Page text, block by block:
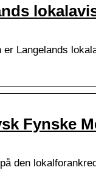
Langelands
Fynske
den